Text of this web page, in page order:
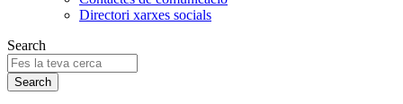
Directori xarxes socials
Search